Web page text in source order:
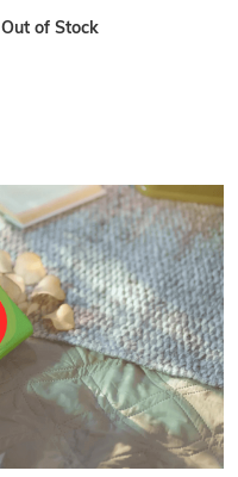
Out of Stock